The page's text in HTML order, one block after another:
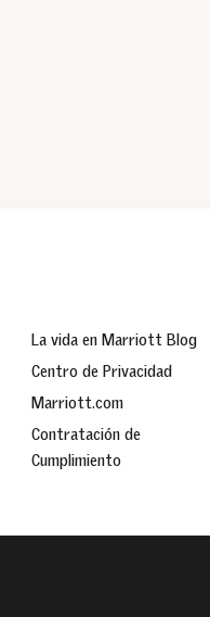
La vida en Marriott Blog
Centro de Privacidad
Marriott.com
Contratación de
Cumplimiento